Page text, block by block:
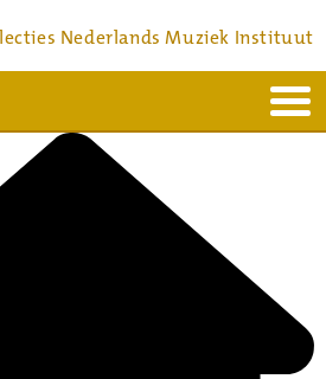
Nederlands Muziek Instituut